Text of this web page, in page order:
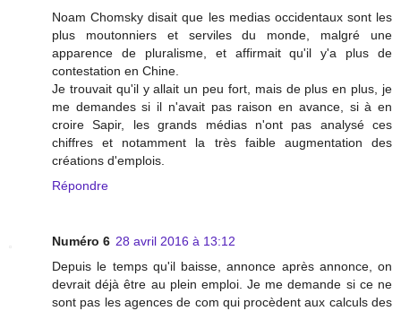
Noam Chomsky disait que les medias occidentaux sont les
plus moutonniers et serviles du monde, malgré une
apparence de pluralisme, et affirmait qu'il y'a plus de
contestation en Chine.
Je trouvait qu'il y allait un peu fort, mais de plus en plus, je
me demandes si il n'avait pas raison en avance, si à en
croire Sapir, les grands médias n'ont pas analysé ces
chiffres et notamment la très faible augmentation des
créations d'emplois.
Répondre
Numéro 6 28 avril 2016 à 13:12
Depuis le temps qu'il baisse, annonce après annonce, on
devrait déjà être au plein emploi. Je me demande si ce ne
sont pas les agences de com qui procèdent aux calculs des